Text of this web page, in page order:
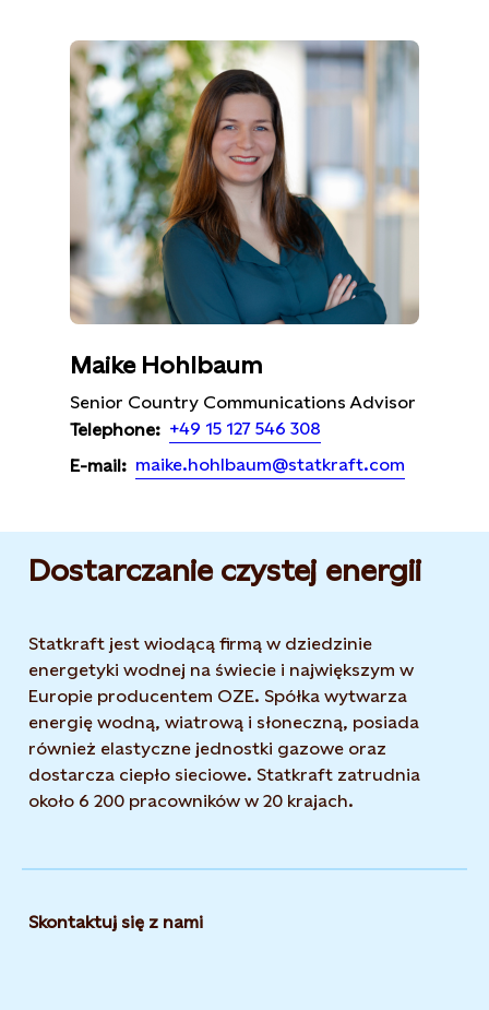
Maike Hohlbaum
Senior Country Communications Advisor
Telephone: +49 15 127 546 308
E-mail: maike.hohlbaum@statkraft.com
Dostarczanie czystej energii
Statkraft jest wiodącą firmą w dziedzinie
energetyki wodnej na świecie i największym w
Europie producentem OZE. Spółka wytwarza
energię wodną, wiatrową i słoneczną, posiada
również elastyczne jednostki gazowe oraz
dostarcza ciepło sieciowe. Statkraft zatrudnia
około 6 200 pracowników w 20 krajach.
Skontaktuj się z nami